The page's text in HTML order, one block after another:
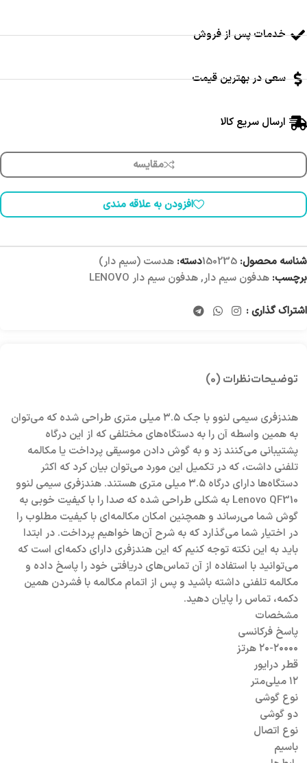
خدمات پس از فروش
سعی در بهترین قیمت
ارسال سریع کالا
مقایسه
افزودن به علاقه مندی
شناسه محصول: 150235دسته: هدست (سیم دار)
برچسب: هدفون سیم دار,هدفون سیم دار LENOVO
اشتراک گذاری :
توضیحاتنظرات (0)
هندزفری سیمی لنوو با جک ۳.۵ میلی متری طراحی شده که می‌توان
به همین واسطه آن را به دستگاه‌های مختلفی که از این درگاه
پشتیبانی می‌کنند زد و به گوش دادن موسیقی پرداخت یا مکالمه
تلفنی داشت، که در تکمیل این مورد می‌توان بیان کرد که اکثر
دستگاه‌ها دارای درگاه ۳.۵ میلی متری هستند. هندزفری سیمی لنوو
Lenovo QF310 به شکلی طراحی شده که صدا را با کیفیت خوبی به
گوش شما می‌رساند و همچنین امکان مکالمه‌ای با کیفیت مطلوب را
در اختیار شما می‌گذارد که به شرح آن‌ها خواهیم پرداخت. در ابتدا
باید به این نکته توجه کنیم که این هندزفری دارای دکمه‌ای است که
می‌توانید با استفاده از آن تماس‌های دریافتی خود را پاسخ داده و
مکالمه تلفنی داشته باشید و پس از اتمام مکالمه با فشردن همین
دکمه، تماس را پایان دهید.
مشخصات
پاسخ فرکانسی
۲۰-۲۰۰۰۰ هرتز
قطر درایور
۱۲ میلی‌متر
نوع گوشی
دو گوشی
نوع اتصال
باسیم